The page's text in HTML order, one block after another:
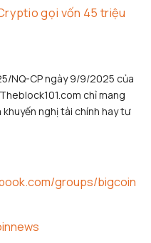
gọi vốn 45 triệu
NQ-CP ngày 9/9/2025 của
chỉ mang
nghị tài chính hay tư
groups/bigcoin